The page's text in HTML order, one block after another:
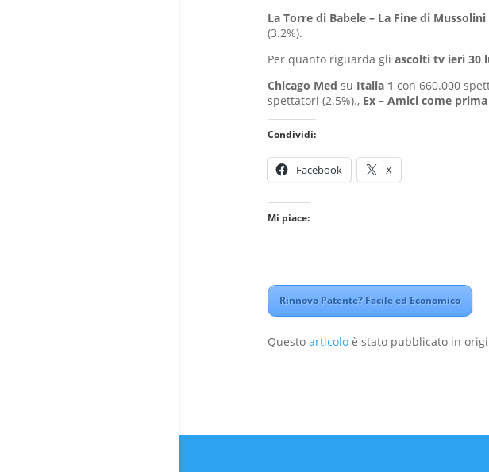
La Torre di Babele – La Fine di Mussolini
(3.2%).
Per quanto riguarda gli ascolti tv ieri 30
Chicago Med su Italia 1 con 660.000
spettatori (2.5%)., Ex – Amici come prima
Condividi:
Facebook X
Mi piace:
Rinnovo Patente? Facile ed Economico
Questo articoloè stato pubblicato in